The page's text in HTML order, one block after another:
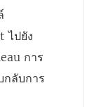
ไปยัง
การ
กลับการ